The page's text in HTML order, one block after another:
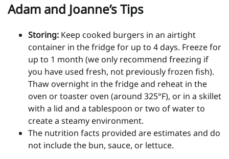
Adam and Joanne’s Tips
Storing: Keep cooked burgers in an airtight
container in the fridge for up to 4 days. Freeze for
up to 1 month (we only recommend freezing if
you have used fresh, not previously frozen fish).
Thaw overnight in the fridge and reheat in the
oven or toaster oven (around 325°F), or in a skillet
with a lid and a tablespoon or two of water to
create a steamy environment.
The nutrition facts provided are estimates and do
not include the bun, sauce, or lettuce.